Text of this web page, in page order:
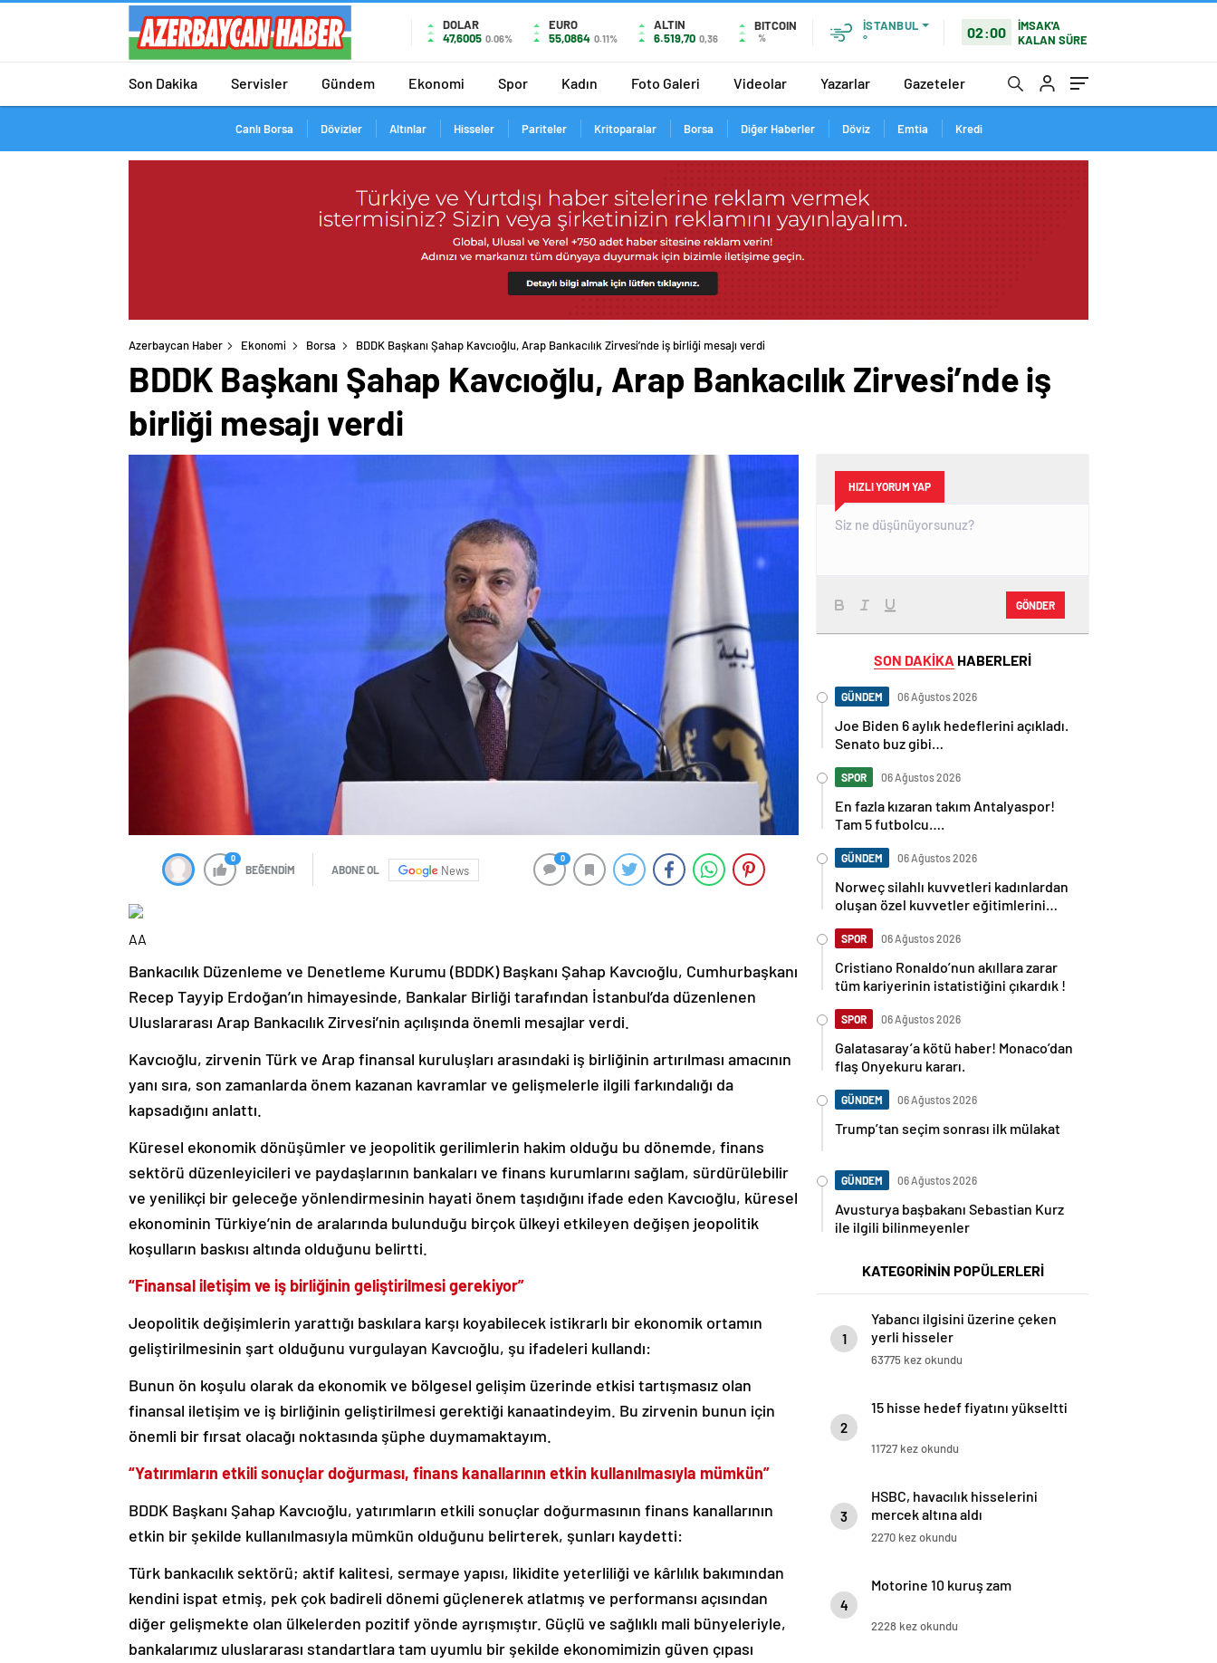
DOLAR
47,6005 0.06%
EURO
55,0864 0.11%
ALTIN
6.519,70 0,36
BITCOIN
%
İSTANBUL
°
02:00
İMSAK'A
KALAN SÜRE
Son Dakika Servisler Gündem Ekonomi Spor Kadın Foto Galeri Videolar Yazarlar Gazeteler
Canlı Borsa Dövizler Altınlar Hisseler Pariteler Kritoparalar Borsa Diğer Haberler Döviz Emtia Kredi
Azerbaycan Haber Ekonomi Borsa BDDK Başkanı Şahap Kavcıoğlu, Arap Bankacılık Zirvesi’nde iş birliği mesajı verdi
BDDK Başkanı Şahap Kavcıoğlu, Arap Bankacılık Zirvesi’nde iş
birliği mesajı verdi
0
BEĞENDİM ABONE OL News
0
AA
Bankacılık Düzenleme ve Denetleme Kurumu (BDDK) Başkanı Şahap Kavcıoğlu, Cumhurbaşkanı
Recep Tayyip Erdoğan’ın himayesinde, Bankalar Birliği tarafından İstanbul’da düzenlenen
Uluslararası Arap Bankacılık Zirvesi’nin açılışında önemli mesajlar verdi.
Kavcıoğlu, zirvenin Türk ve Arap finansal kuruluşları arasındaki iş birliğinin artırılması amacının
yanı sıra, son zamanlarda önem kazanan kavramlar ve gelişmelerle ilgili farkındalığı da
kapsadığını anlattı.
Küresel ekonomik dönüşümler ve jeopolitik gerilimlerin hakim olduğu bu dönemde, finans
sektörü düzenleyicileri ve paydaşlarının bankaları ve finans kurumlarını sağlam, sürdürülebilir
ve yenilikçi bir geleceğe yönlendirmesinin hayati önem taşıdığını ifade eden Kavcıoğlu, küresel
ekonominin Türkiye’nin de aralarında bulunduğu birçok ülkeyi etkileyen değişen jeopolitik
koşulların baskısı altında olduğunu belirtti.
“Finansal iletişim ve iş birliğinin geliştirilmesi gerekiyor”
Jeopolitik değişimlerin yarattığı baskılara karşı koyabilecek istikrarlı bir ekonomik ortamın
geliştirilmesinin şart olduğunu vurgulayan Kavcıoğlu, şu ifadeleri kullandı:
Bunun ön koşulu olarak da ekonomik ve bölgesel gelişim üzerinde etkisi tartışmasız olan
finansal iletişim ve iş birliğinin geliştirilmesi gerektiği kanaatindeyim. Bu zirvenin bunun için
önemli bir fırsat olacağı noktasında şüphe duymamaktayım.
“Yatırımların etkili sonuçlar doğurması, finans kanallarının etkin kullanılmasıyla mümkün”
BDDK Başkanı Şahap Kavcıoğlu, yatırımların etkili sonuçlar doğurmasının finans kanallarının
etkin bir şekilde kullanılmasıyla mümkün olduğunu belirterek, şunları kaydetti:
Türk bankacılık sektörü; aktif kalitesi, sermaye yapısı, likidite yeterliliği ve kârlılık bakımından
kendini ispat etmiş, pek çok badireli dönemi güçlenerek atlatmış ve performansı açısından
diğer gelişmekte olan ülkelerden pozitif yönde ayrışmıştır. Güçlü ve sağlıklı mali bünyeleriyle,
bankalarımız uluslararası standartlara tam uyumlu bir şekilde ekonomimizin güven çıpası
HIZLI YORUM YAP
GÖNDER
SON DAKİKA HABERLERİ
GÜNDEM 06 Ağustos 2026
Joe Biden 6 aylık hedeflerini açıkladı.
Senato buz gibi…
SPOR 06 Ağustos 2026
En fazla kızaran takım Antalyaspor!
Tam 5 futbolcu….
GÜNDEM 06 Ağustos 2026
Norweç silahlı kuvvetleri kadınlardan
oluşan özel kuvvetler eğitimlerini
SPOR 06 Ağustos 2026
Cristiano Ronaldo’nun akıllara zarar
tüm kariyerinin istatistiğini çıkardık !
SPOR 06 Ağustos 2026
Galatasaray’a kötü haber! Monaco’dan
flaş Onyekuru kararı.
GÜNDEM 06 Ağustos 2026
Trump’tan seçim sonrası ilk mülakat
GÜNDEM 06 Ağustos 2026
Avusturya başbakanı Sebastian Kurz
ile ilgili bilinmeyenler
KATEGORİNİN POPÜLERLERİ
1
Yabancı ilgisini üzerine çeken
yerli hisseler
63775 kez okundu
2
15 hisse hedef fiyatını yükseltti
11727 kez okundu
3
HSBC, havacılık hisselerini
mercek altına aldı
2270 kez okundu
4
Motorine 10 kuruş zam
2228 kez okundu